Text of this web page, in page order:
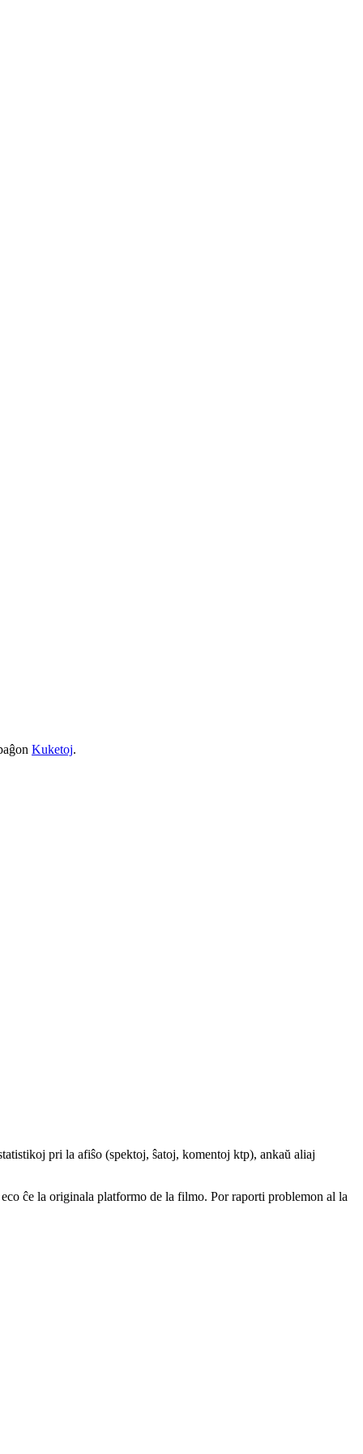
Kuketoj.
pri la afiŝo (spektoj, ŝatoj, komentoj ktp), ankaŭ aliaj
ĉe la originala platformo de la filmo. Por raporti problemon al la